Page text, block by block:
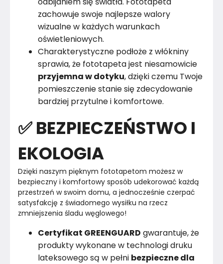
zachowuje swoje najlepsze walory
wizualne w każdych warunkach
oświetleniowych.
Charakterystyczne podłoże z włókniny
sprawia, że fototapeta jest niesamowicie
przyjemna w dotyku, dzięki czemu Twoje
pomieszczenie stanie się zdecydowanie
bardziej przytulne i komfortowe.
✅ BEZPIECZEŃSTWO I
EKOLOGIA
Dzięki naszym pięknym fototapetom możesz w
bezpieczny i komfortowy sposób udekorować każdą
przestrzeń w swoim domu, a jednocześnie czerpać
satysfakcję z świadomego wysiłku na rzecz
zmniejszenia śladu węglowego!
Certyfikat GREENGUARD gwarantuje, że
produkty wykonane w technologi druku
lateksowego są w pełni bezpieczne dla